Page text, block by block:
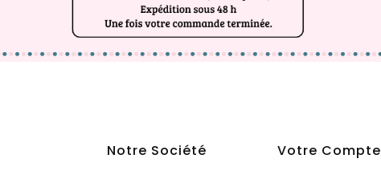
Notre Société Votre Compte